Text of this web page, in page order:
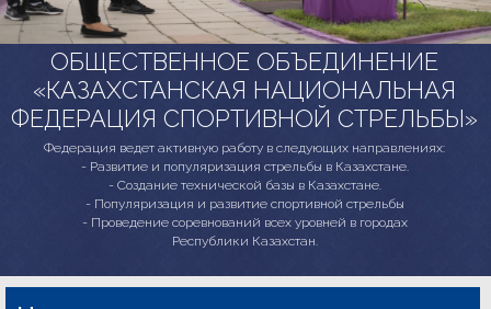
ОБЩЕСТВЕННОЕ ОБЪЕДИНЕНИЕ
«КАЗАХСТАНСКАЯ НАЦИОНАЛЬНАЯ
ФЕДЕРАЦИЯ СПОРТИВНОЙ СТРЕЛЬБЫ»
Федерация ведет активную работу в следующих направлениях:
- Развитие и популяризация стрельбы в Казахстане.
- Создание технической базы в Казахстане.
- Популяризация и развитие спортивной стрельбы
- Проведение соревнований всех уровней в городах
Республики Казахстан.